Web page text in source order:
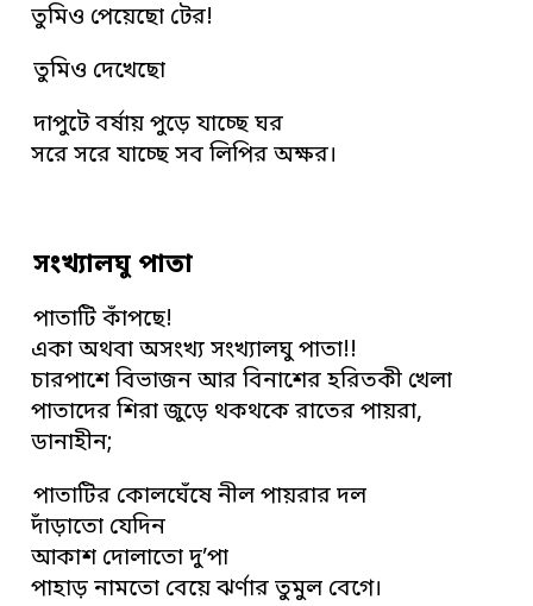
তুমিও পেয়েছো টের!
তুমিও দেখেছো
দাপুটে বর্ষায় পুড়ে যাচ্ছে ঘর
সরে সরে যাচ্ছে সব লিপির অক্ষর।
সংখ্যালঘু পাতা
পাতাটি কাঁপছে!
একা অথবা অসংখ্য সংখ্যালঘু পাতা!!
চারপাশে বিভাজন আর বিনাশের হরিতকী খেলা
পাতাদের শিরা জুড়ে থকথকে রাতের পায়রা,
ডানাহীন;
পাতাটির কোলঘেঁষে নীল পায়রার দল
দাঁড়াতো যেদিন
আকাশ দোলাতো দু’পা
পাহাড় নামতো বেয়ে ঝর্ণার তুমুল বেগে।